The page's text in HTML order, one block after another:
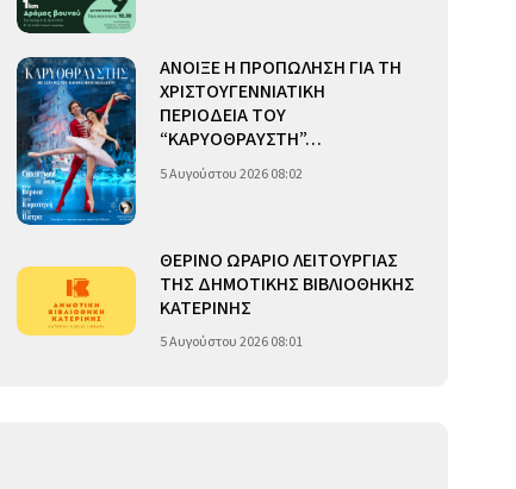
ΑΝΟΙΞΕ Η ΠΡΟΠΩΛΗΣΗ ΓΙΑ ΤΗ
ΧΡΙΣΤΟΥΓΕΝΝΙΑΤΙΚΗ
ΠΕΡΙΟΔΕΙΑ ΤΟΥ
“ΚΑΡΥΟΘΡΑΥΣΤΗ”…
5 Αυγούστου 2026 08:02
ΘΕΡΙΝΟ ΩΡΑΡΙΟ ΛΕΙΤΟΥΡΓΙΑΣ
ΤΗΣ ΔΗΜΟΤΙΚΗΣ ΒΙΒΛΙΟΘΗΚΗΣ
ΚΑΤΕΡΙΝΗΣ
5 Αυγούστου 2026 08:01